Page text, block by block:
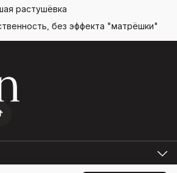
растушёвка
без эффекта "матрёшки"